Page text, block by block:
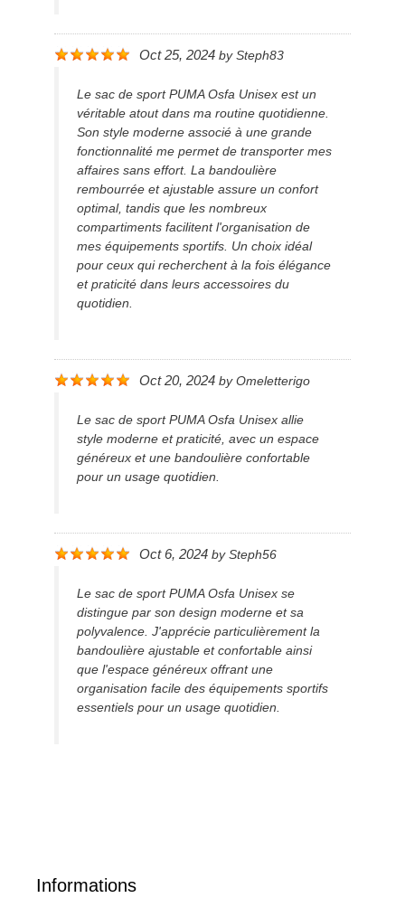
Oct 25, 2024 by Steph83
Le sac de sport PUMA Osfa Unisex est un
véritable atout dans ma routine quotidienne.
Son style moderne associé à une grande
fonctionnalité me permet de transporter mes
affaires sans effort. La bandoulière
rembourrée et ajustable assure un confort
optimal, tandis que les nombreux
compartiments facilitent l'organisation de
mes équipements sportifs. Un choix idéal
pour ceux qui recherchent à la fois élégance
et praticité dans leurs accessoires du
quotidien.
Oct 20, 2024 by Omeletterigo
Le sac de sport PUMA Osfa Unisex allie
style moderne et praticité, avec un espace
généreux et une bandoulière confortable
pour un usage quotidien.
Oct 6, 2024 by Steph56
Le sac de sport PUMA Osfa Unisex se
distingue par son design moderne et sa
polyvalence. J'apprécie particulièrement la
bandoulière ajustable et confortable ainsi
que l'espace généreux offrant une
organisation facile des équipements sportifs
essentiels pour un usage quotidien.
Informations